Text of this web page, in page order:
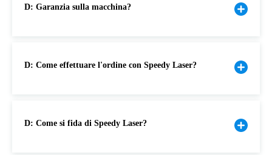
D: Garanzia sulla macchina?
D: Come effettuare l'ordine con Speedy Laser?
D: Come si fida di Speedy Laser?